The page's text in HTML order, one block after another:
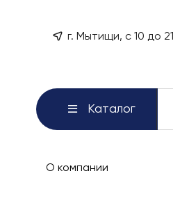
г. Мытищи, с 10 до 21
Каталог
О компании